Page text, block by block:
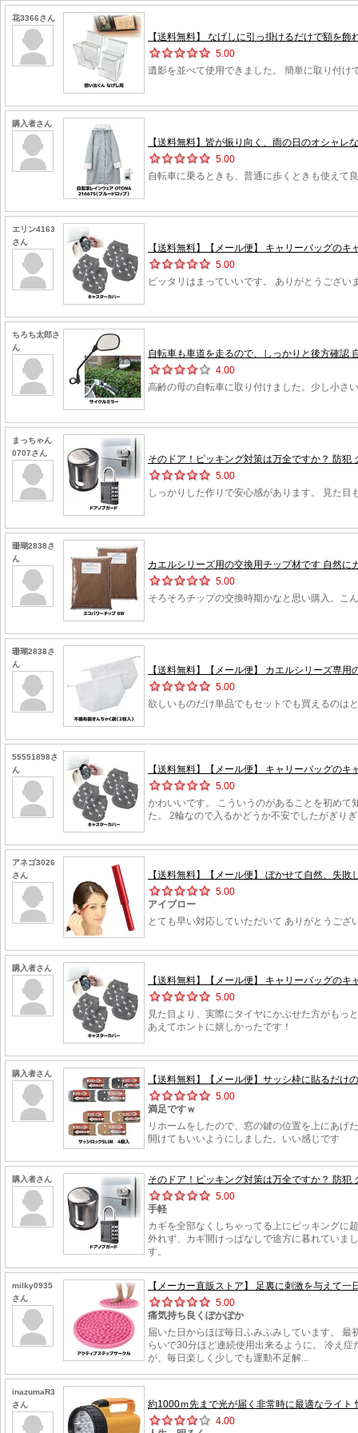
花3366さん
【送料無料】 なげしに引っ掛けるだけで額を飾
5.00
遺影を並べて使用できました。 簡単に取り付け
購入者さん
【送料無料】皆が振り向く、雨の日のオシャレ
5.00
自転車に乗るときも、普通に歩くときも使えて
エリン4163
さん
【送料無料】【メール便】 キャリーバッグの
5.00
ピッタリはまっていいです。 ありがとうござい
ちろち太郎さ
ん
自転車も車道を走るので、しっかりと後方確認
4.00
高齢の母の自転車に取り付けました。少し小さ
まっちゃん
0707さん
そのドア！ピッキング対策は万全ですか？ 防犯
5.00
しっかりした作りで安心感があります。 見た目
珊瑚2838さ
ん
カエルシリーズ用の交換用チップ材です 自然に
5.00
そろそろチップの交換時期かなと思い購入。こ
珊瑚2838さ
ん
【送料無料】【メール便】 カエルシリーズ専用
5.00
欲しいものだけ単品でもセットでも買えるのは
55551898さ
ん
【送料無料】【メール便】 キャリーバッグの
5.00
かわいいです。 こういうのがあることを初め
た。 2輪なので入るかどうか不安でしたがぎり
アネゴ3026
さん
【送料無料】【メール便】 ぼかせて自然、失
5.00
アイブロー
とても早い対応していただいて ありがとうご
購入者さん
【送料無料】【メール便】 キャリーバッグの
5.00
見た目より、実際にタイヤにかぶせた方がもっ
あえてホントに嬉しかったです！
購入者さん
【送料無料】【メール便】サッシ枠に貼るだけ
5.00
満足ですｗ
リホームをしたので、窓の鍵の位置を上にあげ
開けてもいいようにしました。いい感じです
購入者さん
そのドア！ピッキング対策は万全ですか？ 防犯
5.00
手軽
カギを全部なくしちゃってる上にピッキングに
外れず、カギ開けっぱなしで途方に暮れていま
す。
milky0935
さん
【メーカー直販ストア】 足裏に刺激を与えて一
5.00
痛気持ち良くぽかぽか
届いた日からほぼ毎日ふみふみしています。
らいで30分ほど連続使用出来るように。 冷え
が、毎日楽しく少しでも運動不足解...
inazumaR3
さん
約1000ｍ先まで光が届く非常時に最適なライト
4.00